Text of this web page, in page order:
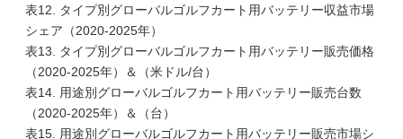
表12. タイプ別グローバルゴルフカート用バッテリー収益市場
シェア（2020-2025年）
表13. タイプ別グローバルゴルフカート用バッテリー販売価格
（2020-2025年）＆（米ドル/台）
表14. 用途別グローバルゴルフカート用バッテリー販売台数
（2020-2025年）＆（台）
表15. 用途別グローバルゴルフカート用バッテリー販売市場シ